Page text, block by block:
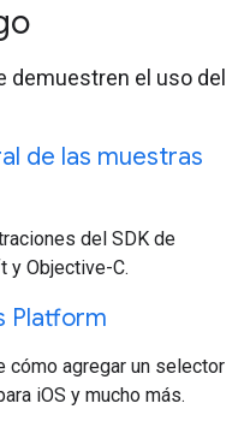
demuestren el uso del
de las muestras
del SDK de
y Objective-C.
Platform
cómo agregar un selector
iOS y mucho más.